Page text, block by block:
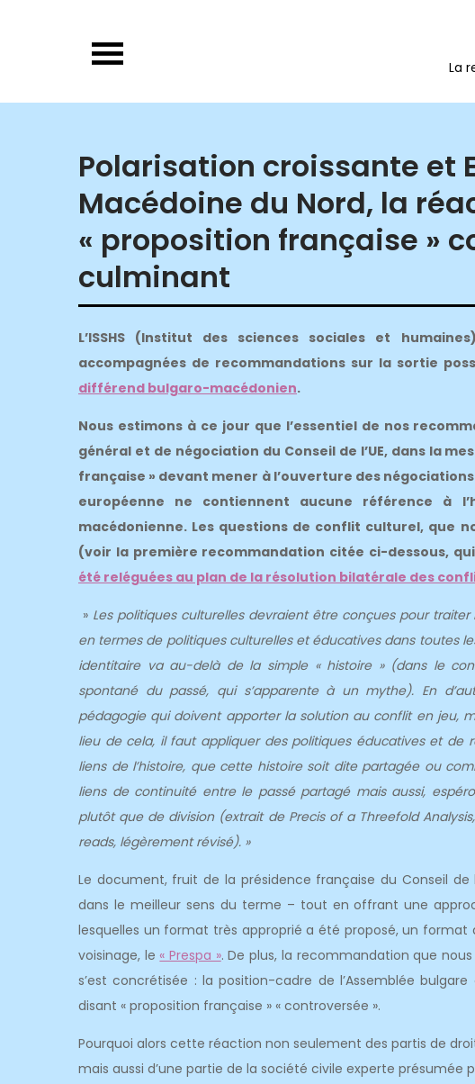
La
Polarisation croissante et
Macédoine du Nord, la
« proposition française »
culminant
L’ISSHS (Institut des sciences sociales et
accompagnées de recommandations sur la sortie
différend bulgaro-macédonien.
Nous estimons à ce jour que l’essentiel de nos
général et de négociation du Conseil de l’UE, dans la
française » devant mener à l’ouverture des négociations
européenne ne contiennent aucune référence à
macédonienne. Les questions de conflit culturel, que
(voir la première recommandation citée ci-dessous,
été reléguées au plan de la résolution bilatérale des
» Les politiques culturelles devraient être conçues pour
en termes de politiques culturelles et éducatives dans toutes
identitaire va au-delà de la simple « histoire » (dans le
spontané du passé, qui s’apparente à un mythe). En
pédagogie qui doivent apporter la solution au conflit en jeu,
lieu de cela, il faut appliquer des politiques éducatives et de
liens de l’histoire, que cette histoire soit dite partagée ou
liens de continuité entre le passé partagé mais aussi,
plutôt que de division (extrait de Precis of a Threefold
reads, légèrement révisé). »
Le document, fruit de la présidence française du Conseil de
dans le meilleur sens du terme – tout en offrant une
lesquelles un format très approprié a été proposé, un
voisinage, le« Prespa ». De plus, la recommandation que
s’est concrétisée : la position-cadre de l’Assemblée
disant « proposition française » « controversée ».
Pourquoi alors cette réaction non seulement des partis de
mais aussi d’une partie de la société civile experte présumée